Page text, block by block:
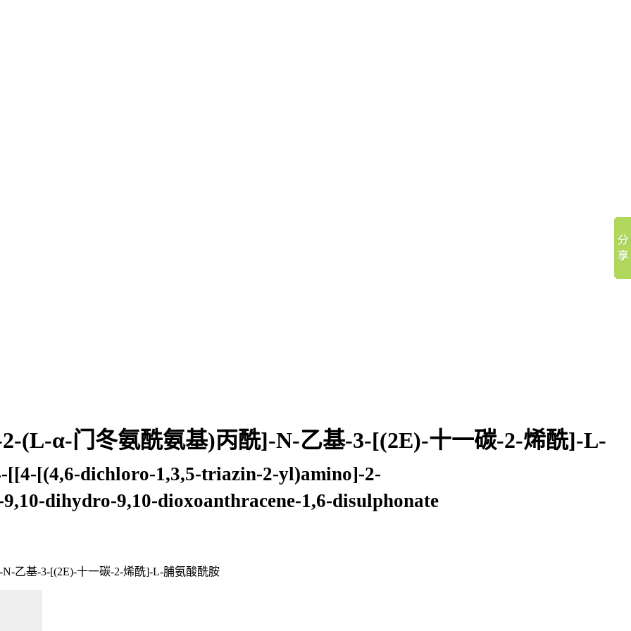
(L-α-门冬氨酰氨基)丙酰]-N-乙基-3-[(2E)-十一碳-2-烯酰]-L-
[(4,6-dichloro-1,3,5-triazin-2-yl)amino]-2-
dihydro-9,10-dioxoanthracene-1,6-disulphonate
乙基-3-[(2E)-十一碳-2-烯酰]-L-脯氨酸酰胺